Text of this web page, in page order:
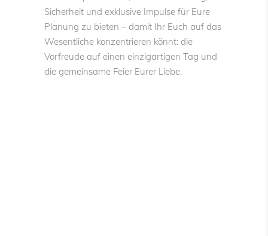
Sicherheit und exklusive Impulse für Eure
Planung zu bieten – damit Ihr Euch auf das
Wesentliche konzentrieren könnt: die
Vorfreude auf einen einzigartigen Tag und
die gemeinsame Feier Eurer Liebe.